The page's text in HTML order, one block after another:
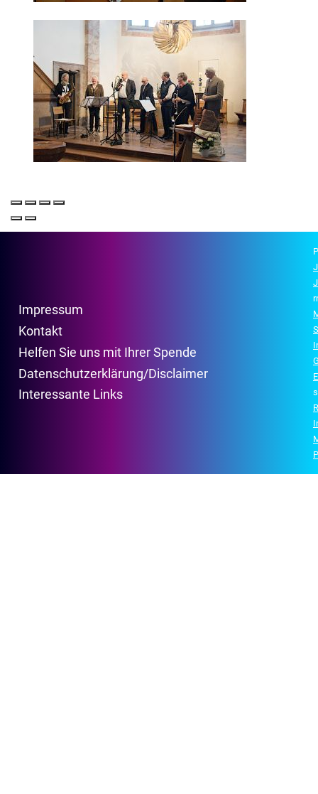
Impressum
Kontakt
Helfen Sie uns mit Ihrer Spende
Datenschutzerklärung/Disclaimer
Interessante Links